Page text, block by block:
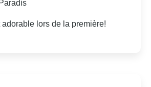
adorable lors de la première!